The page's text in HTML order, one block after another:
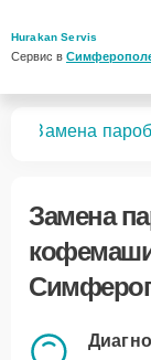
Hurakan Servis
Сервис в
Замена
Замена